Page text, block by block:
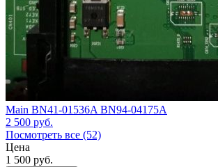
Main BN41-01536A BN94-04175A
2 500 руб.
Посмотреть все (52)
Цена
1 500 руб.